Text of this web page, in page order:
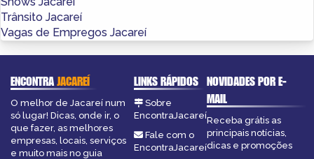
Trânsito Jacareí
Vagas de Empregos Jacareí
ENCONTRAJACAREÍ
O melhor de Jacareí num
só lugar! Dicas, onde ir, o
que fazer, as melhores
empresas, locais, serviços
e muito mais no guia
LINKS RÁPIDOS
Sobre
EncontraJacareí
Fale com o
EncontraJacareí
NOVIDADES POR E-
MAIL
Receba grátis as
principais notícias,
dicas e promoções